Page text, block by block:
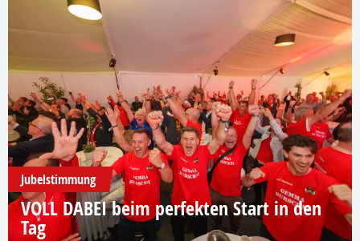
Jubelstimmung
VOLL DABEI beim perfekten Start in den
Tag